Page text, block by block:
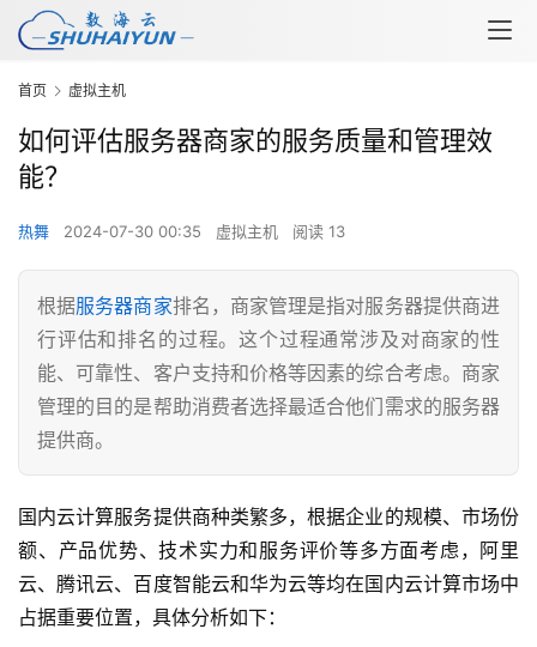
首页 虚拟主机
如何评估服务器商家的服务质量和管理效
能？
热舞 2024-07-30 00:35 虚拟主机 阅读 13
根据服务器商家排名，商家管理是指对服务器提供商进
行评估和排名的过程。这个过程通常涉及对商家的性
能、可靠性、客户支持和价格等因素的综合考虑。商家
管理的目的是帮助消费者选择最适合他们需求的服务器
提供商。
国内云计算服务提供商种类繁多，根据企业的规模、市场份
额、产品优势、技术实力和服务评价等多方面考虑，阿里
云、腾讯云、百度智能云和华为云等均在国内云计算市场中
占据重要位置，具体分析如下：